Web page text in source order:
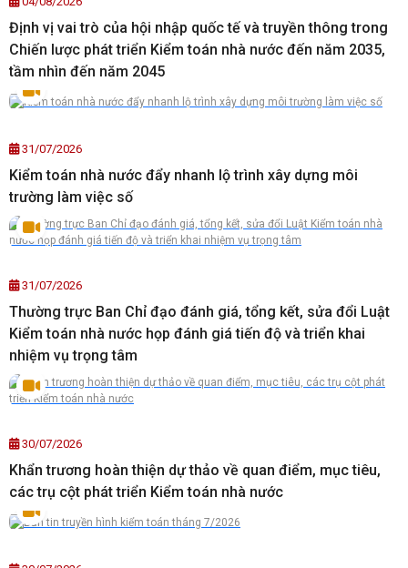
Định vị vai trò của hội nhập quốc tế và truyền thông trong
Chiến lược phát triển Kiểm toán nhà nước đến năm 2035,
tầm nhìn đến năm 2045
31/07/2026
Kiểm toán nhà nước đẩy nhanh lộ trình xây dựng môi
trường làm việc số
31/07/2026
Thường trực Ban Chỉ đạo đánh giá, tổng kết, sửa đổi Luật
Kiểm toán nhà nước họp đánh giá tiến độ và triển khai
nhiệm vụ trọng tâm
30/07/2026
Khẩn trương hoàn thiện dự thảo về quan điểm, mục tiêu,
các trụ cột phát triển Kiểm toán nhà nước